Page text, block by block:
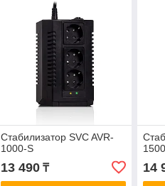
Стабилизатор SVC AVR-
1000-S
13 490₸ 14